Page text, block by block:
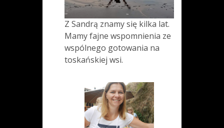
Z Sandrą znamy się kilka lat.
Mamy fajne wspomnienia ze
wspólnego gotowania na
toskańskiej wsi.